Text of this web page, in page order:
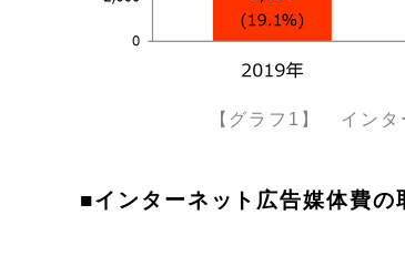
【グラフ1】 インタ
■インターネット広告媒体費の